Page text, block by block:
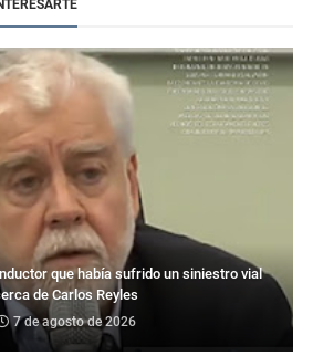
que había sufrido un siniestro vial
de Carlos Reyles
7 de agosto de 2026